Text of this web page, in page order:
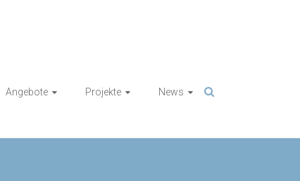
Angebote Projekte News